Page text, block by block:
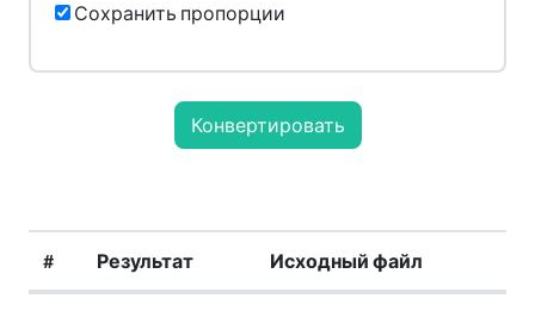
Сохранить пропорции
Конвертировать
# Результат Исходный файл